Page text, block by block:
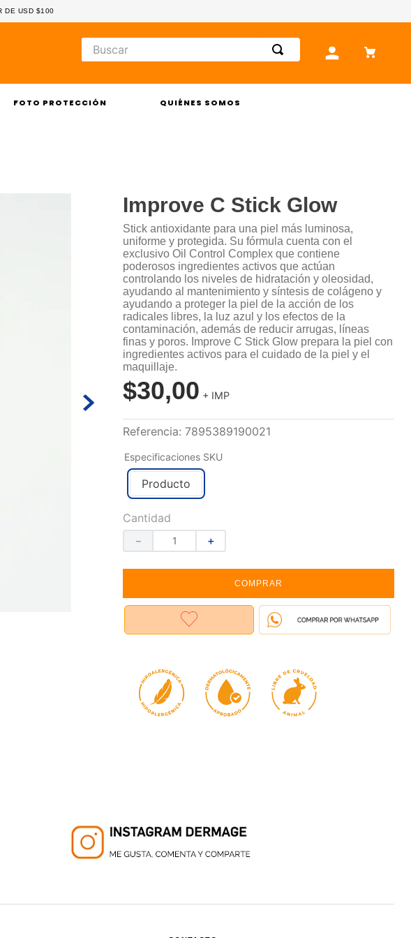
DE USD $100
Buscar
FOTO PROTECCIÓN QUIÉNES SOMOS
Improve C Stick Glow
Stick antioxidante para una piel más luminosa,
uniforme y protegida. Su fórmula cuenta con el
exclusivo Oil Control Complex que contiene
poderosos ingredientes activos que actúan
controlando los niveles de hidratación y oleosidad,
ayudando al mantenimiento y síntesis de colágeno y
ayudando a proteger la piel de la acción de los
radicales libres, la luz azul y los efectos de la
contaminación, además de reducir arrugas, líneas
finas y poros. Improve C Stick Glow prepara la piel con
ingredientes activos para el cuidado de la piel y el
maquillaje.
$30,00 + IMP
Referencia: 7895389190021
Especificaciones SKU
Producto
Cantidad
＋
－
COMPRAR